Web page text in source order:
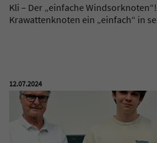
Kli – Der „einfache
Krawattenknoten ein „einfach“ in
Veröffentlicht am:
12.07.2024